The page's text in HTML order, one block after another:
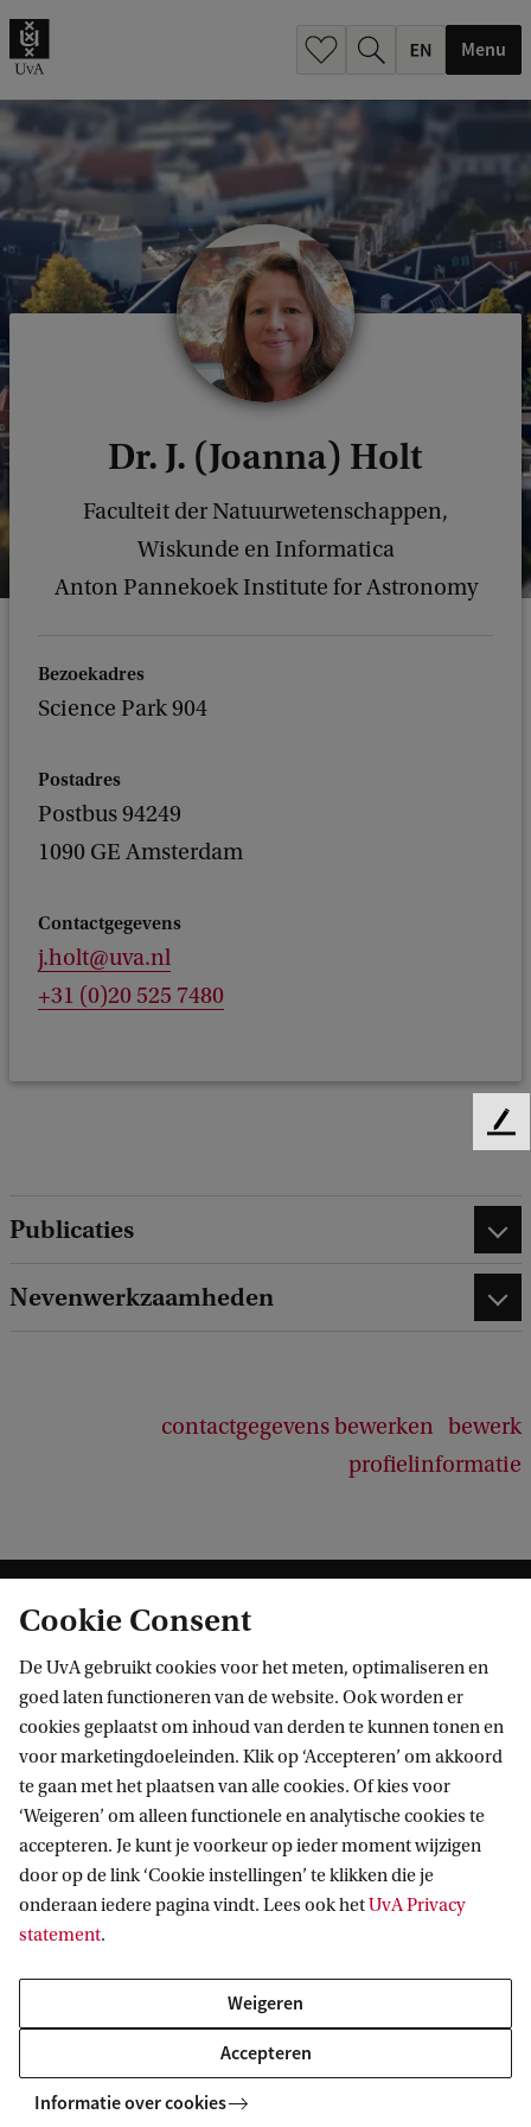
Menu
Dr. J. (Joanna) Holt
Faculteit der Natuurwetenschappen,
Wiskunde en Informatica
Anton Pannekoek Institute for Astronomy
Bezoekadres
Science Park 904
Postadres
Postbus 94249
1090 GE Amsterdam
Contactgegevens
j.holt@uva.nl
+31 (0)20 525 7480
Publicaties
Nevenwerkzaamheden
contactgegevens bewerken bewerk
profielinformatie
Informatie voor
Bachelorstudiekiezers
Masterstudiekiezers
UvA-studenten
Medewerkers
Journalisten
Alumni
Schooldecanen en vakdocenten
Externen
Direct naar
Webmail
Bibliotheek
Vacatures
Huisstijl
Contact
UvA op social media
Volg UvA op sociale media
Cookie Consent
De UvA gebruikt cookies voor het meten, optimaliseren en
goed laten functioneren van de website. Ook worden er
cookies geplaatst om inhoud van derden te kunnen tonen en
voor marketingdoeleinden. Klik op ‘Accepteren’ om akkoord
te gaan met het plaatsen van alle cookies. Of kies voor
‘Weigeren’ om alleen functionele en analytische cookies te
accepteren. Je kunt je voorkeur op ieder moment wijzigen
door op de link ‘Cookie instellingen’ te klikken die je
onderaan iedere pagina vindt. Lees ook hetUvA Privacy
statement.
Weigeren
Accepteren
Informatie over cookies
F
d
b